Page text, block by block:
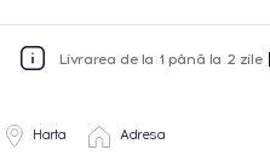
Livrarea de la 1 până la 2 zile
Harta Adresa